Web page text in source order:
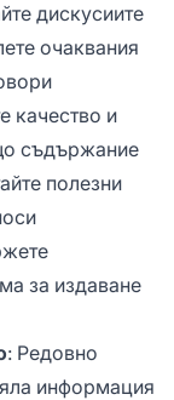
дискусиите
очаквания
качество и
съдържание
полезни
за издаване
: Редовно
информация